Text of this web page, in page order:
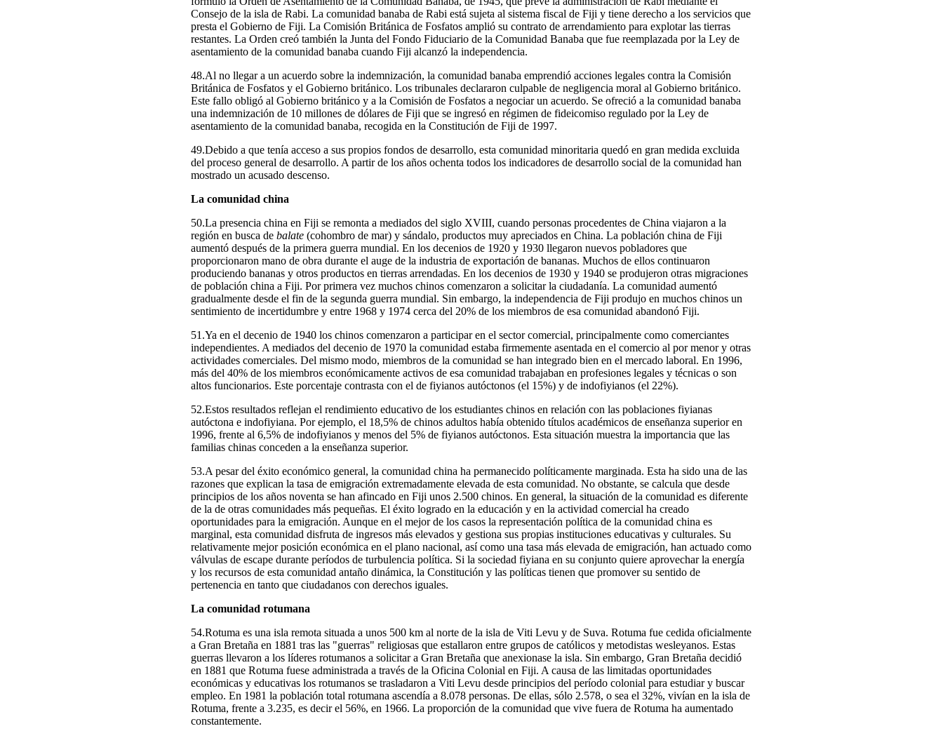
Consejo de la isla de Rabi. La comunidad banaba de Rabi está sujeta al sistema fiscal de Fiji y tiene derecho a los servicios que
presta el Gobierno de Fiji. La Comisión Británica de Fosfatos amplió su contrato de arrendamiento para explotar las tierras
restantes. La Orden creó también la Junta del Fondo Fiduciario de la Comunidad Banaba que fue reemplazada por la Ley de
asentamiento de la comunidad banaba cuando Fiji alcanzó la independencia.
48.Al no llegar a un acuerdo sobre la indemnización, la comunidad banaba emprendió acciones legales contra la Comisión
Británica de Fosfatos y el Gobierno británico. Los tribunales declararon culpable de negligencia moral al Gobierno británico.
Este fallo obligó al Gobierno británico y a la Comisión de Fosfatos a negociar un acuerdo. Se ofreció a la comunidad banaba
una indemnización de 10 millones de dólares de Fiji que se ingresó en régimen de fideicomiso regulado por la Ley de
asentamiento de la comunidad banaba, recogida en la Constitución de Fiji de 1997.
49.Debido a que tenía acceso a sus propios fondos de desarrollo, esta comunidad minoritaria quedó en gran medida excluida
del proceso general de desarrollo. A partir de los años ochenta todos los indicadores de desarrollo social de la comunidad han
mostrado un acusado descenso.
La comunidad china
50.La presencia china en Fiji se remonta a mediados del siglo XVIII, cuando personas procedentes de China viajaron a la
región en busca de balate (cohombro de mar) y sándalo, productos muy apreciados en China. La población china de Fiji
aumentó después de la primera guerra mundial. En los decenios de 1920 y 1930 llegaron nuevos pobladores que
proporcionaron mano de obra durante el auge de la industria de exportación de bananas. Muchos de ellos continuaron
produciendo bananas y otros productos en tierras arrendadas. En los decenios de 1930 y 1940 se produjeron otras migraciones
de población china a Fiji. Por primera vez muchos chinos comenzaron a solicitar la ciudadanía. La comunidad aumentó
gradualmente desde el fin de la segunda guerra mundial. Sin embargo, la independencia de Fiji produjo en muchos chinos un
sentimiento de incertidumbre y entre 1968 y 1974 cerca del 20% de los miembros de esa comunidad abandonó Fiji.
51.Ya en el decenio de 1940 los chinos comenzaron a participar en el sector comercial, principalmente como comerciantes
independientes. A mediados del decenio de 1970 la comunidad estaba firmemente asentada en el comercio al por menor y otras
actividades comerciales. Del mismo modo, miembros de la comunidad se han integrado bien en el mercado laboral. En 1996,
más del 40% de los miembros económicamente activos de esa comunidad trabajaban en profesiones legales y técnicas o son
altos funcionarios. Este porcentaje contrasta con el de fiyianos autóctonos (el 15%) y de indofiyianos (el 22%).
52.Estos resultados reflejan el rendimiento educativo de los estudiantes chinos en relación con las poblaciones fiyianas
autóctona e indofiyiana. Por ejemplo, el 18,5% de chinos adultos había obtenido títulos académicos de enseñanza superior en
1996, frente al 6,5% de indofiyianos y menos del 5% de fiyianos autóctonos. Esta situación muestra la importancia que las
familias chinas conceden a la enseñanza superior.
53.A pesar del éxito económico general, la comunidad china ha permanecido políticamente marginada. Esta ha sido una de las
razones que explican la tasa de emigración extremadamente elevada de esta comunidad. No obstante, se calcula que desde
principios de los años noventa se han afincado en Fiji unos 2.500 chinos. En general, la situación de la comunidad es diferente
de la de otras comunidades más pequeñas. El éxito logrado en la educación y en la actividad comercial ha creado
oportunidades para la emigración. Aunque en el mejor de los casos la representación política de la comunidad china es
marginal, esta comunidad disfruta de ingresos más elevados y gestiona sus propias instituciones educativas y culturales. Su
relativamente mejor posición económica en el plano nacional, así como una tasa más elevada de emigración, han actuado como
válvulas de escape durante períodos de turbulencia política. Si la sociedad fiyiana en su conjunto quiere aprovechar la energía
y los recursos de esta comunidad antaño dinámica, la Constitución y las políticas tienen que promover su sentido de
pertenencia en tanto que ciudadanos con derechos iguales.
La comunidad rotumana
54.Rotuma es una isla remota situada a unos 500 km al norte de la isla de Viti Levu y de Suva. Rotuma fue cedida oficialmente
a Gran Bretaña en 1881 tras las "guerras" religiosas que estallaron entre grupos de católicos y metodistas wesleyanos. Estas
guerras llevaron a los líderes rotumanos a solicitar a Gran Bretaña que anexionase la isla. Sin embargo, Gran Bretaña decidió
en 1881 que Rotuma fuese administrada a través de la Oficina Colonial en Fiji. A causa de las limitadas oportunidades
económicas y educativas los rotumanos se trasladaron a Viti Levu desde principios del período colonial para estudiar y buscar
empleo. En 1981 la población total rotumana ascendía a 8.078 personas. De ellas, sólo 2.578, o sea el 32%, vivían en la isla de
Rotuma, frente a 3.235, es decir el 56%, en 1966. La proporción de la comunidad que vive fuera de Rotuma ha aumentado
constantemente.